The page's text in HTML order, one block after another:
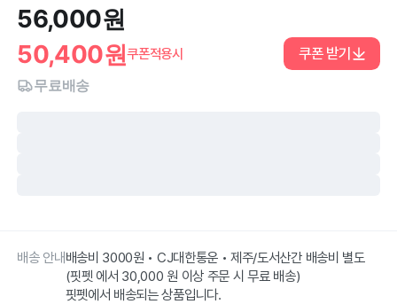
56,000원
50,400원쿠폰적용시 쿠폰 받기
무료배송
배송 안내배송비 3000원 • CJ대한통운 • 제주/도서산간 배송비 별도
(핏펫 에서 30,000 원 이상 주문 시 무료 배송)
핏펫에서 배송되는 상품입니다.